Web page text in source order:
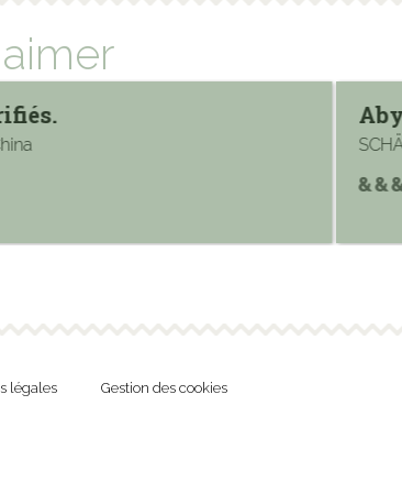
légales Gestion des cookies